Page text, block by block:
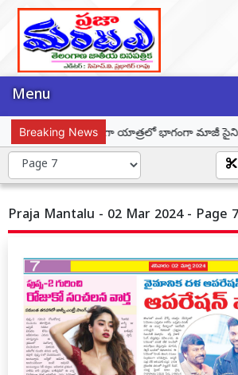
Menu
Breaking News
తిరంగా – తిరంగా యాత్రలో భాగంగా మాజీ సైనికుడు
Praja Mantalu - 02 Mar 2024 - Page 7